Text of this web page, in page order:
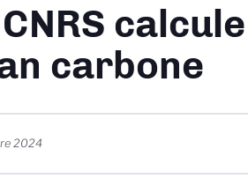
carbone
2024